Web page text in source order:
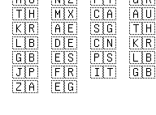
🇹🇭 🇲🇽 🇨🇦 🇦🇺
🇰🇷 🇦🇪 🇸🇬 🇹🇭
🇱🇧 🇩🇪 🇨🇳 🇰🇷
🇬🇧 🇪🇸 🇵🇸 🇱🇧
🇯🇵 🇫🇷 🇮🇹 🇬🇧
🇿🇦 🇪🇬